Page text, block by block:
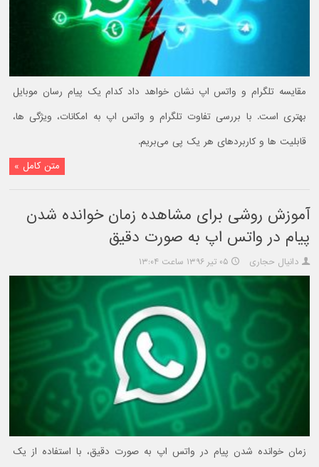
مقایسه تلگرام و واتس اپ نشان خواهد داد کدام یک پیام رسان موبایل
بهتری است. با بررسی تفاوت تلگرام و واتس اپ به امکانات، ویژگی ها،
قابلیت ها و کاربردهای هر یک پی می‌بریم.
متن کامل »
آموزش روشی برای مشاهده زمان خوانده شدن
پیام در واتس اپ به صورت دقیق
دانیال حجاری ۰۵ تیر ۱۳۹۶ ساعت ۱۳:۰۴
زمان خوانده شدن پیام در واتس اپ به صورت دقیق، با استفاده از یک